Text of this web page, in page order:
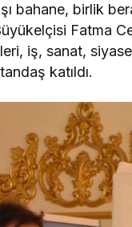
bahane, birlik
Fatma
iş, sanat,
katıldı.